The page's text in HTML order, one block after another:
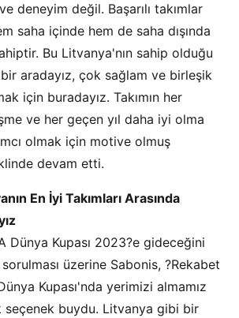
deneyim değil. Başarılı takımlar
saha içinde hem de saha dışında
Bu Litvanya'nın sahip olduğu
aradayız, çok sağlam ve birleşik
için buradayız. Takımın her
ve her geçen yıl daha iyi olma
olmak için motive olmuş
devam etti.
En İyi Takımları Arasında
Dünya Kupası 2023?e gideceğini
üzerine Sabonis, ?Rekabet
Kupası'nda yerimizi almamız
seçenek buydu. Litvanya gibi bir